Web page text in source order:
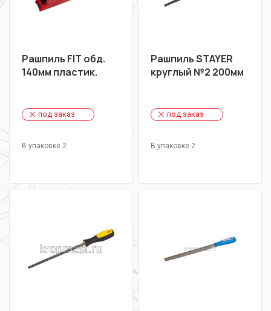
Рашпиль FIT обд.
140мм пластик.
под заказ
В упаковке 2
Рашпиль STAYER
круглый №2 200мм
под заказ
В упаковке 2